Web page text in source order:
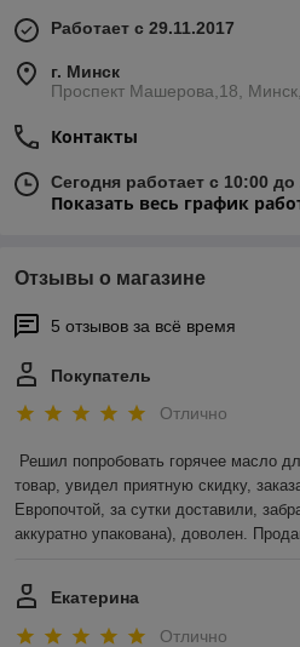
Работает с 29.11.2017
г. Минск
Проспект Машерова,18,
Контакты
Сегодня работает с 10:00 до
Показать весь график
Отзывы о магазине
5 отзывов за всё время
Покупатель
Отлично
Решил попробовать горячее масло
товар, увидел приятную скидку,
Европочтой, за сутки доставили,
аккуратно упакована), доволен.
Екатерина
Отлично